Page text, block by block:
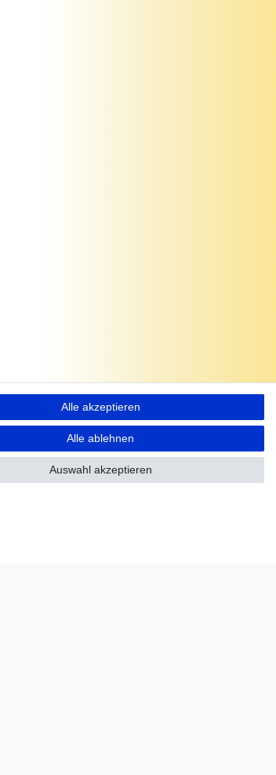
Alle akzeptieren
Alle ablehnen
Auswahl akzeptieren